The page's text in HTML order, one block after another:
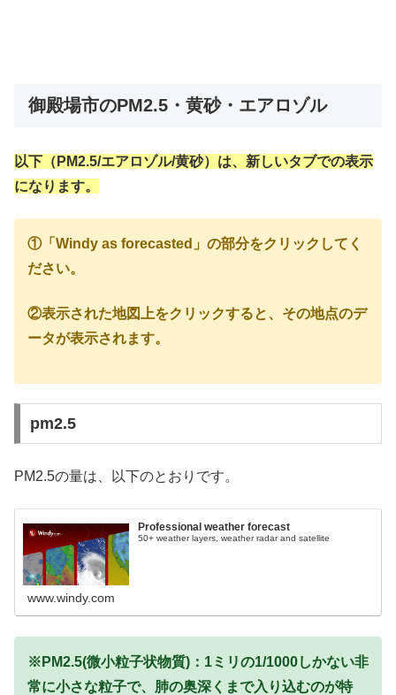
御殿場市のPM2.5・黄砂・エアロゾル
以下（PM2.5/エアロゾル/黄砂）は、新しいタブでの表示
になります。
①「Windy as forecasted」の部分をクリックしてく
ださい。
②表示された地図上をクリックすると、その地点のデ
ータが表示されます。
pm2.5
PM2.5の量は、以下のとおりです。
Professional weather forecast
50+ weather layers, weather radar and satellite
www.windy.com
※PM2.5(微小粒子状物質)：1ミリの1/1000しかない非
常に小さな粒子で、肺の奥深くまで入り込むのが特